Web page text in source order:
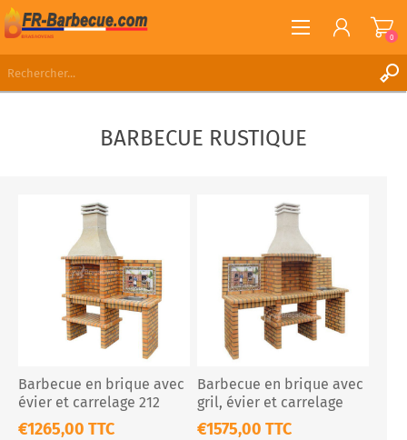
0
BARBECUE RUSTIQUE
Barbecue en brique avec
évier et carrelage 212
€1265,00 TTC
Barbecue en brique avec
gril, évier et carrelage
218 A
€1575,00 TTC